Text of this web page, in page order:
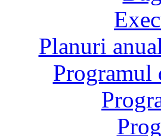
Planuri